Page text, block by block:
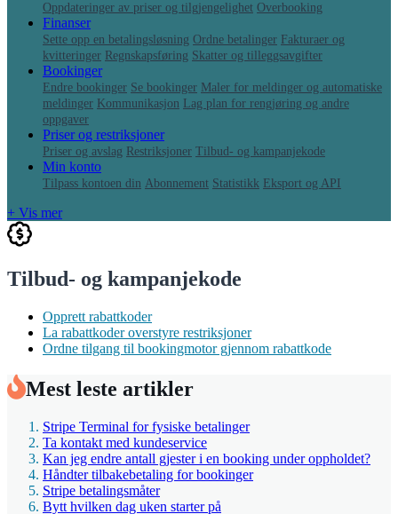
Oppdateringer av priser og tilgjengelighet Overbooking
Finanser
Sette opp en betalingsløsning Ordne betalinger Fakturaer og
kvitteringer Regnskapsføring Skatter og tilleggsavgifter
Bookinger
Endre bookinger Se bookinger Maler for meldinger og automatiske
meldinger Kommunikasjon Lag plan for rengjøring og andre
oppgaver
Priser og restriksjoner
Priser og avslag Restriksjoner Tilbud- og kampanjekode
Min konto
Tilpass kontoen din Abonnement Statistikk Eksport og API
+ Vis mer
Tilbud- og kampanjekode
Opprett rabattkoder
La rabattkoder overstyre restriksjoner
Ordne tilgang til bookingmotor gjennom rabattkode
Mest leste artikler
Stripe Terminal for fysiske betalinger
Ta kontakt med kundeservice
Kan jeg endre antall gjester i en booking under oppholdet?
Håndter tilbakebetaling for bookinger
Stripe betalingsmåter
Bytt hvilken dag uken starter på